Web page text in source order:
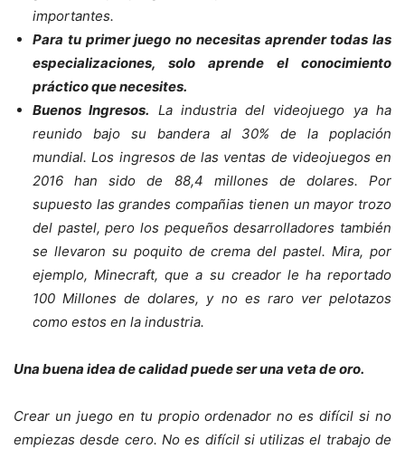
importantes.
Para tu primer juego no necesitas aprender todas las
especializaciones, solo aprende el conocimiento
práctico que necesites.
Buenos Ingresos. La industria del videojuego ya ha
reunido bajo su bandera al 30% de la poplación
mundial. Los ingresos de las ventas de videojuegos en
2016 han sido de 88,4 millones de dolares. Por
supuesto las grandes compañias tienen un mayor trozo
del pastel, pero los pequeños desarrolladores también
se llevaron su poquito de crema del pastel. Mira, por
ejemplo, Minecraft, que a su creador le ha reportado
100 Millones de dolares, y no es raro ver pelotazos
como estos en la industria.
Una buena idea de calidad puede ser una veta de oro.
Crear un juego en tu propio ordenador no es difícil si no
empiezas desde cero. No es difícil si utilizas el trabajo de